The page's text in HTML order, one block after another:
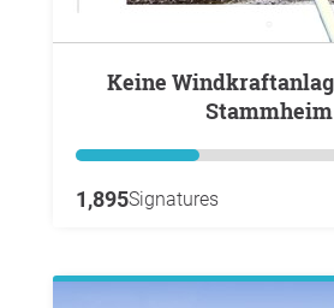
Keine Windkraftanlage in Köln-
Stammheim
1,895Signatures